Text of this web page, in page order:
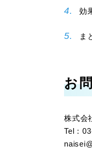
効
ま
お
株式会
Tel：